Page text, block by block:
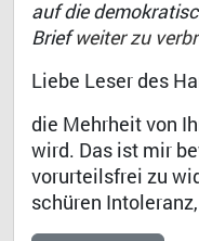
auf die
Briefweiter zu
Liebe Leser des
die Mehrheit von
wird. Das ist mir
vorurteilsfrei zu
schüren